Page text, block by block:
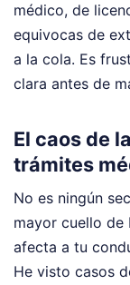
médico, de
equivocas de
a la cola. Es
clara antes de
El caos de
trámites
No es ningún
mayor cuello de
afecta a tu
He visto casos